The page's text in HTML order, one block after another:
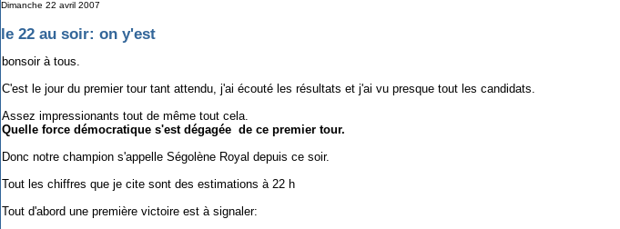
Dimanche 22 avril 2007
le 22 au soir: on y'est
bonsoir à tous.
C'est le jour du premier tour tant attendu, j'ai écouté les résultats et j'ai vu presque tout les candidats.
Assez impressionants tout de même tout cela.
Quelle force démocratique s'est dégagée de ce premier tour.
Donc notre champion s'appelle Ségolène Royal depuis ce soir.
Tout les chiffres que je cite sont des estimations à 22 h
Tout d'abord une première victoire est à signaler: